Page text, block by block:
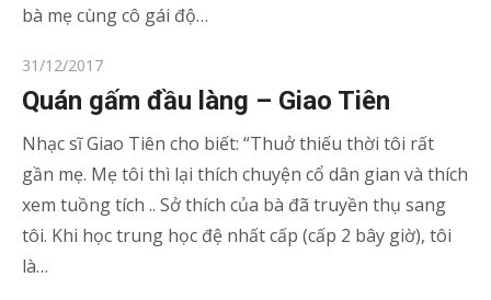
bà mẹ cùng cô gái độ…
Posted
on
31/12/2017
Quán gấm đầu làng – Giao Tiên
Nhạc sĩ Giao Tiên cho biết: “Thuở thiếu thời tôi rất
gần mẹ. Mẹ tôi thì lại thích chuyện cổ dân gian và thích
xem tuồng tích .. Sở thích của bà đã truyền thụ sang
tôi. Khi học trung học đệ nhất cấp (cấp 2 bây giờ), tôi
là…